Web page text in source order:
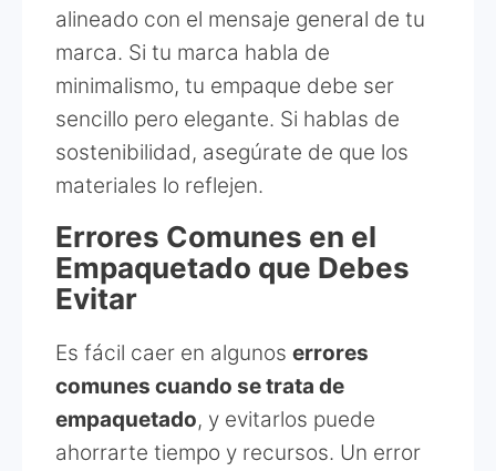
alineado con el mensaje general de tu
marca. Si tu marca habla de
minimalismo, tu empaque debe ser
sencillo pero elegante. Si hablas de
sostenibilidad, asegúrate de que los
materiales lo reflejen.
Errores Comunes en el
Empaquetado que Debes
Evitar
Es fácil caer en algunos errores
comunes cuando se trata de
empaquetado, y evitarlos puede
ahorrarte tiempo y recursos. Un error